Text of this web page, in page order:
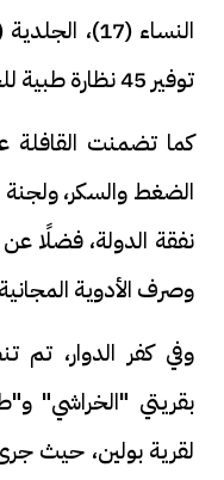
توفير 45 نظارة طبية للحالات المستحقة.
كما تضمنت القافلة
الضغط والسكر، ولجنة
نفقة الدولة، فضلًا
وصرف الأدوية
وفي كفر الدوار، تم
بقريتي "الخراشي"